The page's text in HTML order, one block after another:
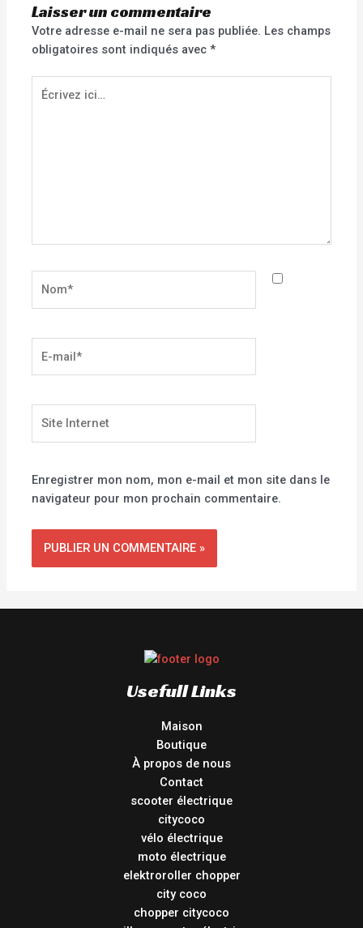
Laisser un commentaire
Votre adresse e-mail ne sera pas publiée. Les champs
obligatoires sont indiqués avec*
Écrivez
ici…
mail*
Internet
Enregistrer mon nom, mon e-mail et mon site dans le
navigateur pour mon prochain commentaire.
Usefull Links
Maison
Boutique
À propos de nous
Contact
scooter électrique
citycoco
vélo électrique
moto électrique
elektroroller chopper
city coco
chopper citycoco